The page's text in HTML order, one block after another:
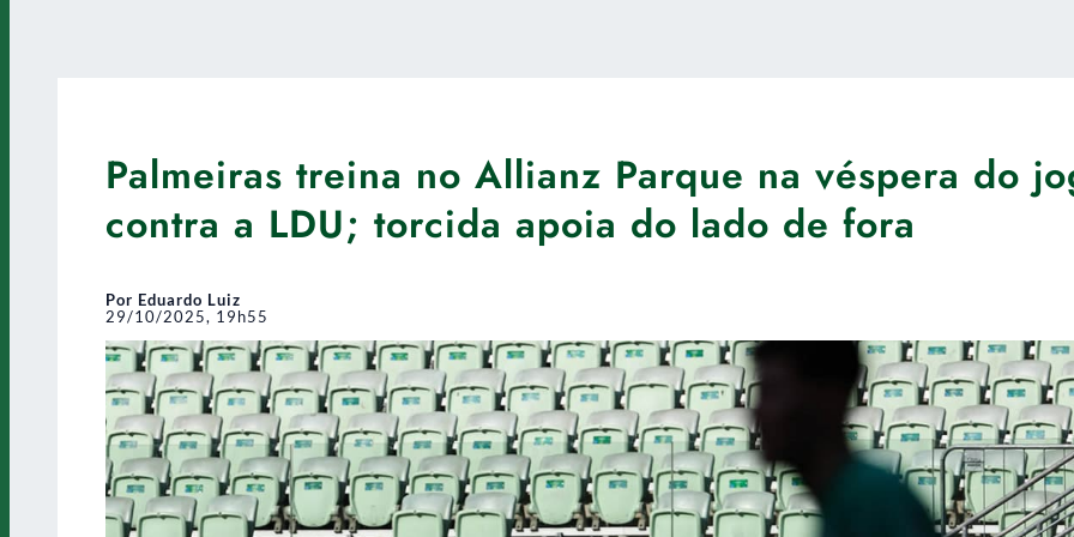
Palmeiras treina no Allianz Parque na véspera do
contra a LDU; torcida apoia do lado de fora
Por Eduardo Luiz
29/10/2025, 19h55